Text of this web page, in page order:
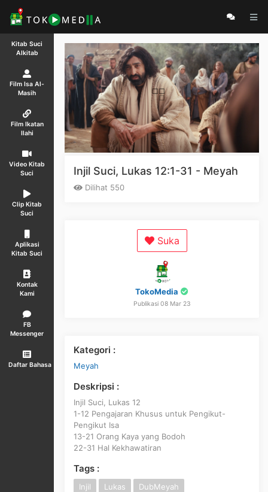
Kitab Suci
Alkitab
Film Isa Al-
Masih
Film Ikatan
Ilahi
Video Kitab
Suci
Clip Kitab
Suci
Aplikasi
Kitab Suci
Kontak
Kami
FB
Messenger
Daftar Bahasa
Injil Suci, Lukas 12:1-31 - Meyah
Dilihat 550
Suka
TokoMedia
Publikasi 08 Mar 23
Kategori :
Meyah
Deskripsi :
Injil Suci, Lukas 12
1-12 Pengajaran Khusus untuk Pengikut-
Pengikut Isa
13-21 Orang Kaya yang Bodoh
22-31 Hal Kekhawatiran
Tags :
Injil Lukas DubMeyah